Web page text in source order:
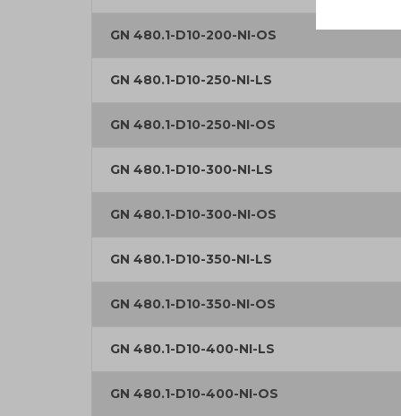
GN 480.1-D10-200-NI-OS
GN 480.1-D10-250-NI-LS
GN 480.1-D10-250-NI-OS
GN 480.1-D10-300-NI-LS
GN 480.1-D10-300-NI-OS
GN 480.1-D10-350-NI-LS
GN 480.1-D10-350-NI-OS
GN 480.1-D10-400-NI-LS
GN 480.1-D10-400-NI-OS